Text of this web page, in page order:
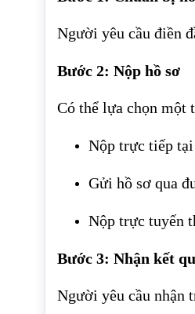
Người yêu cầu điền
Bước 2: Nộp hồ sơ
Có thể lựa chọn một
Nộp trực tiếp tại
Gửi hồ sơ qua
Nộp trực tuyến
Bước 3: Nhận kết
Người yêu cầu nhận